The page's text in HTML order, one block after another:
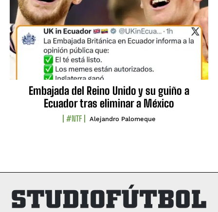
Embajada del Reino Unido y su guiño a
Ecuador tras eliminar a México
#NTF Alejandro Palomeque